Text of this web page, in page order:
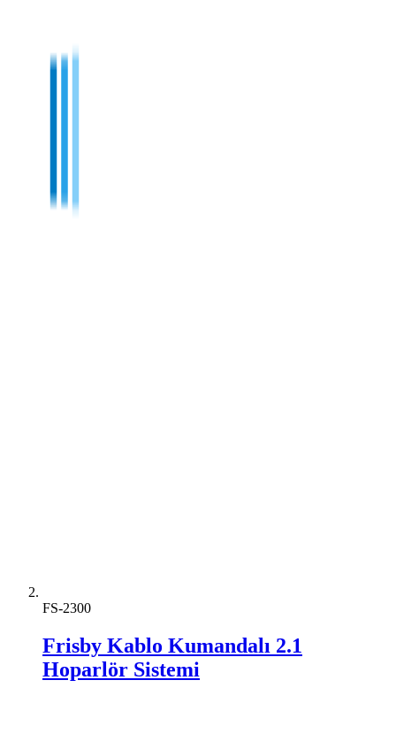
FS-2300
Frisby Kablo Kumandalı 2.1
Hoparlör Sistemi